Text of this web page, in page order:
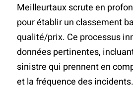
Meilleurtaux scrute en
pour établir un classement
qualité/prix. Ce processus
données pertinentes,
sinistre qui prennent en
et la fréquence des